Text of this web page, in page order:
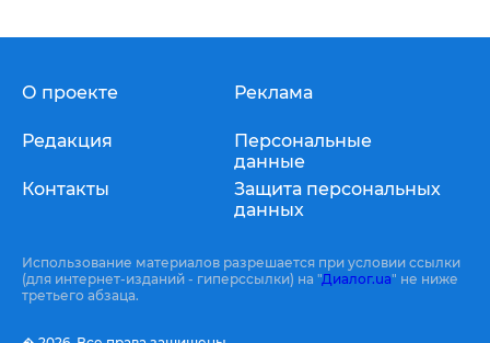
О проекте
Редакция
Контакты
Реклама
Персональные
данные
Защита персональных
данных
Использование материалов разрешается при условии ссылки
(для интернет-изданий - гиперссылки) на "Диалог.ua" не ниже
третьего абзаца.